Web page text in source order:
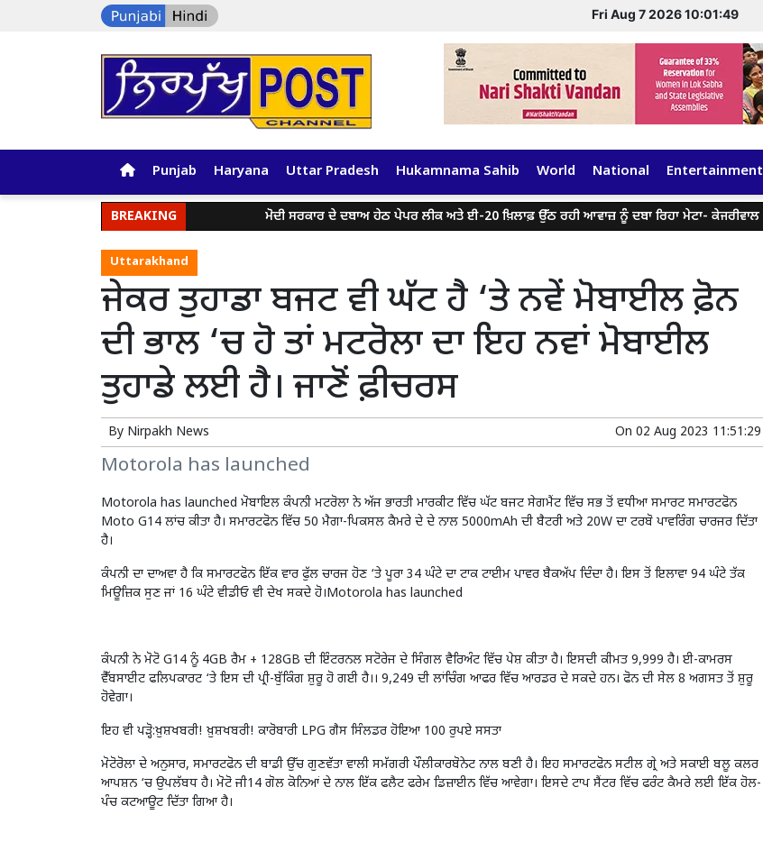
Fri Aug 7 2026 10:01:50
Punjab Haryana Uttar Pradesh Hukamnama Sahib World National Entertainment
BREAKING ਮੋਦੀ ਸਰਕਾਰ ਦੇ ਦਬਾਅ ਹੇਠ ਪੇਪਰ ਲੀਕ ਅਤੇ ਈ-20 ਖ਼ਿਲਾਫ਼ ਉੱਠ ਰਹੀ ਆਵਾਜ਼ ਨੂੰ ਦਬਾ ਰਿਹਾ ਮੇਟਾ- ਕੇਜਰੀਵਾਲ
Uttarakhand
ਜੇਕਰ ਤੁਹਾਡਾ ਬਜਟ ਵੀ ਘੱਟ ਹੈ ‘ਤੇ ਨਵੇਂ ਮੋਬਾਈਲ ਫ਼ੋਨ
ਦੀ ਭਾਲ ‘ਚ ਹੋ ਤਾਂ ਮਟਰੋਲਾ ਦਾ ਇਹ ਨਵਾਂ ਮੋਬਾਈਲ
ਤੁਹਾਡੇ ਲਈ ਹੈ। ਜਾਣੋਂ ਫ਼ੀਚਰਸ
By Nirpakh News On 02 Aug 2023 11:51:29
Motorola has launched
Motorola has launched ਮੋਬਾਇਲ ਕੰਪਨੀ ਮਟਰੋਲਾ ਨੇ ਅੱਜ ਭਾਰਤੀ ਮਾਰਕੀਟ ਵਿੱਚ ਘੱਟ ਬਜਟ ਸੇਗਮੈਂਟ ਵਿੱਚ ਸਭ ਤੋਂ ਵਧੀਆ ਸਮਾਰਟ ਸਮਾਰਟਫੋਨ
Moto G14 ਲਾਂਚ ਕੀਤਾ ਹੈ। ਸਮਾਰਟਫੋਨ ਵਿੱਚ 50 ਮੈਗਾ-ਪਿਕਸਲ ਕੈਮਰੇ ਦੇ ਦੇ ਨਾਲ 5000mAh ਦੀ ਬੈਟਰੀ ਅਤੇ 20W ਦਾ ਟਰਬੋ ਪਾਵਰਿੰਗ ਚਾਰਜਰ ਦਿੱਤਾ
ਹੈ।
ਕੰਪਨੀ ਦਾ ਦਾਅਵਾ ਹੈ ਕਿ ਸਮਾਰਟਫੋਨ ਇੱਕ ਵਾਰ ਫੁੱਲ ਚਾਰਜ ਹੋਣ ‘ਤੇ ਪੂਰਾ 34 ਘੰਟੇ ਦਾ ਟਾਕ ਟਾਈਮ ਪਾਵਰ ਬੈਕਅੱਪ ਦਿੰਦਾ ਹੈ। ਇਸ ਤੋਂ ਇਲਾਵਾ 94 ਘੰਟੇ ਤੱਕ
ਮਿਊਜ਼ਿਕ ਸੁਣ ਜਾਂ 16 ਘੰਟੇ ਵੀਡੀਓ ਵੀ ਦੇਖ ਸਕਦੇ ਹੋ।Motorola has launched
ਕੰਪਨੀ ਨੇ ਮੋਟੋ G14 ਨੂੰ 4GB ਰੈਮ + 128GB ਦੀ ਇੰਟਰਨਲ ਸਟੋਰੇਜ ਦੇ ਸਿੰਗਲ ਵੈਰਿਅੰਟ ਵਿੱਚ ਪੇਸ਼ ਕੀਤਾ ਹੈ। ਇਸਦੀ ਕੀਮਤ 9,999 ਹੈ। ਈ-ਕਾਮਰਸ
ਵੈੱਬਸਾਈਟ ਫਲਿਪਕਾਰਟ ‘ਤੇ ਇਸ ਦੀ ਪ੍ਰੀ-ਬੁੱਕਿੰਗ ਸ਼ੁਰੂ ਹੋ ਗਈ ਹੈ।। 9,249 ਦੀ ਲਾਂਚਿੰਗ ਆਫਰ ਵਿੱਚ ਆਰਡਰ ਦੇ ਸਕਦੇ ਹਨ। ਫੋਨ ਦੀ ਸੇਲ 8 ਅਗਸਤ ਤੋਂ ਸ਼ੁਰੂ
ਹੋਵੇਗਾ।
ਇਹ ਵੀ ਪੜ੍ਹੋ:ਖ਼ੁਸ਼ਖਬਰੀ! ਖ਼ੁਸ਼ਖਬਰੀ! ਕਾਰੋਬਾਰੀ LPG ਗੈਸ ਸਿੰਲਡਰ ਹੋਇਆ 100 ਰੁਪਏ ਸਸਤਾ
ਮੋਟੋਰੋਲਾ ਦੇ ਅਨੁਸਾਰ, ਸਮਾਰਟਫੋਨ ਦੀ ਬਾਡੀ ਉੱਚ ਗੁਣਵੱਤਾ ਵਾਲੀ ਸਮੱਗਰੀ ਪੌਲੀਕਾਰਬੋਨੇਟ ਨਾਲ ਬਣੀ ਹੈ। ਇਹ ਸਮਾਰਟਫੋਨ ਸਟੀਲ ਗ੍ਰੇ ਅਤੇ ਸਕਾਈ ਬਲੂ ਕਲਰ
ਆਪਸ਼ਨ ‘ਚ ਉਪਲੱਬਧ ਹੈ। ਮੋਟੋ ਜੀ14 ਗੋਲ ਕੋਨਿਆਂ ਦੇ ਨਾਲ ਇੱਕ ਫਲੈਟ ਫਰੇਮ ਡਿਜ਼ਾਈਨ ਵਿੱਚ ਆਵੇਗਾ। ਇਸਦੇ ਟਾਪ ਸੈਂਟਰ ਵਿੱਚ ਫਰੰਟ ਕੈਮਰੇ ਲਈ ਇੱਕ ਹੋਲ-
ਪੰਚ ਕਟਆਊਟ ਦਿੱਤਾ ਗਿਆ ਹੈ।